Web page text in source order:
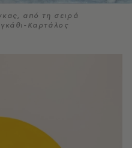
από τη σειρά
Καρτάλος